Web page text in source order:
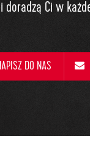
doradzą Ci w
DO NAS